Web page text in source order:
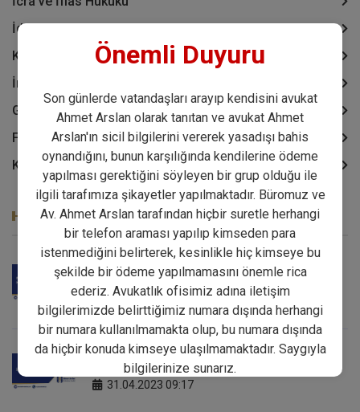
İdare Hukuku
Kira Hukuku
İnsan Hakları Hukuku
Göçmenlik ve Vatandaşlık Hukuku
Fikri Sinai Haklar Hukuku
Kıymetli Evrak Hukuku
SON MAKALELER
Örnek Makale
31.04.2023 09:17
Örnek Makale 2
31.04.2023 09:17
Önemli Duyuru
Son günlerde vatandaşları arayıp kendisini avukat
Ahmet Arslan olarak tanıtan ve avukat Ahmet
Arslan'ın sicil bilgilerini vererek yasadışı bahis
oynandığını, bunun karşılığında kendilerine ödeme
yapılması gerektiğini söyleyen bir grup olduğu ile
ilgili tarafımıza şikayetler yapılmaktadır. Büromuz ve
Av. Ahmet Arslan tarafından hiçbir suretle herhangi
bir telefon araması yapılıp kimseden para
istenmediğini belirterek, kesinlikle hiç kimseye bu
şekilde bir ödeme yapılmamasını önemle rica
ederiz. Avukatlık ofisimiz adına iletişim
bilgilerimizde belirttiğimiz numara dışında herhangi
bir numara kullanılmamakta olup, bu numara dışında
da hiçbir konuda kimseye ulaşılmamaktadır. Saygıyla
bilgilerinize sunarız.